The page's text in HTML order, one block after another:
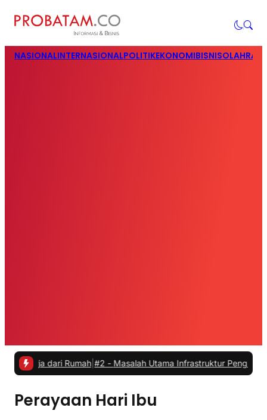
NASIONALINTERNASIONALPOLITIKEKONOMIBISNIS
dari Rumah| #2 -Masalah Utama Infrastruktur Pengisian Daya
Perayaan Hari Ibu